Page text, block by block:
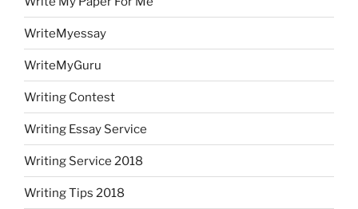
WriteMyessay
WriteMyGuru
Writing Contest
Writing Essay Service
Writing Service 2018
Writing Tips 2018